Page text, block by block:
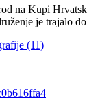
na Kupi
je trajalo
(11)